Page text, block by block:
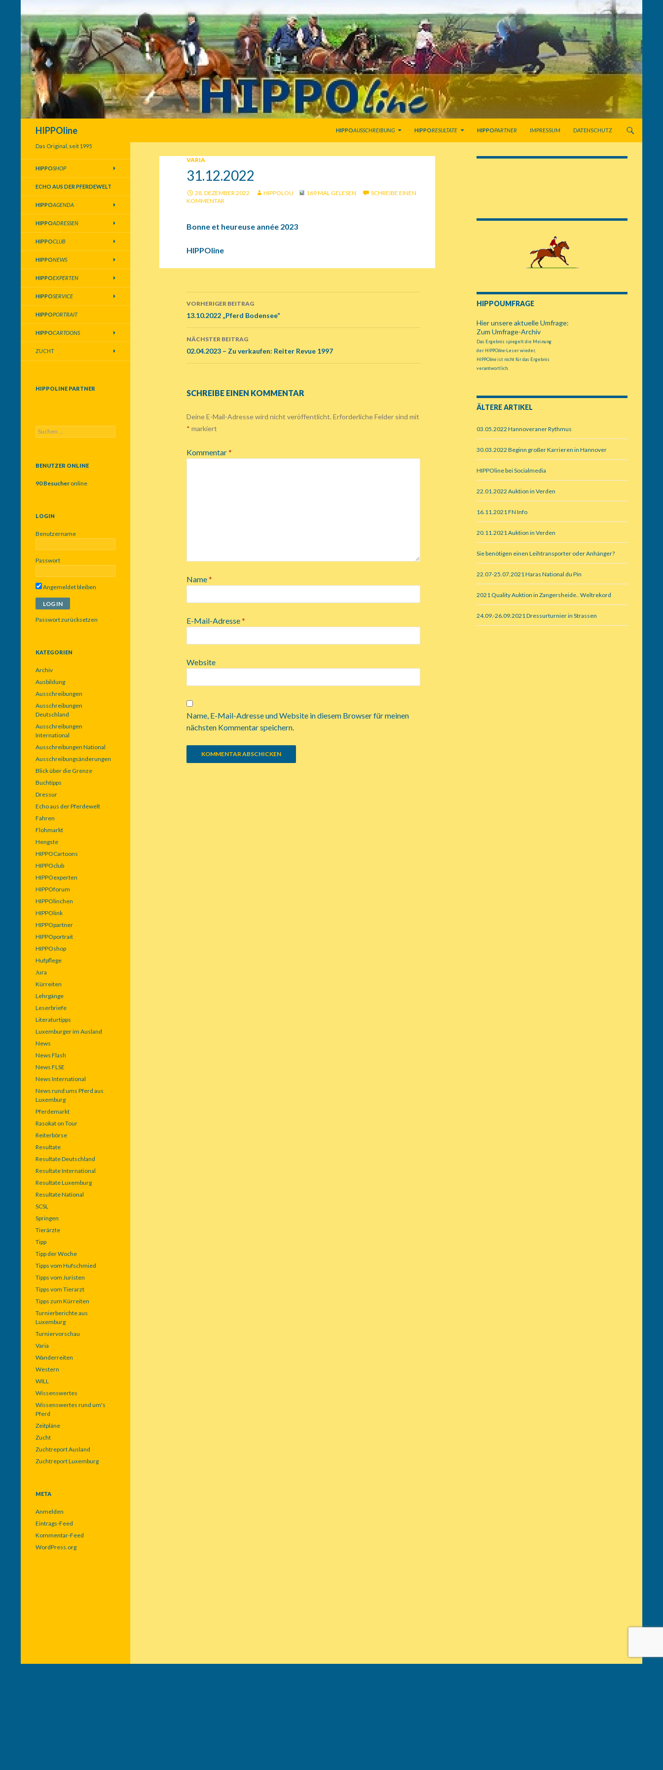
HIPPOline
HIPPOAUSSCHREIBUNG HIPPORESULTATE HIPPOPARTNER IMPRESSUM DATENSCHUTZ
VARIA
31.12.2022
28. DEZEMBER 2022 HIPPOLOU 169 MAL GELESEN
SCHREIBE EINEN
KOMMENTAR
Bonne et heureuse année 2023
HIPPOline
Beitrags-
Navigation
VORHERIGER BEITRAG
13.10.2022 „Pferd Bodensee“
NÄCHSTER BEITRAG
02.04.2023 – Zu verkaufen: Reiter Revue 1997
SCHREIBE EINEN KOMMENTAR
Deine E-Mail-Adresse wird nicht veröffentlicht. Erforderliche Felder sind mit
* markiert
Kommentar*
Name*
E-Mail-Adresse*
Website
Name, E-Mail-Adresse und Website in diesem Browser für meinen
nächsten Kommentar speichern.
HIPPOUMFRAGE
Hier unsere aktuelle Umfrage:
Zum Umfrage-Archiv
Das Ergebnis spiegelt die Meinung
der HIPPOline-Leser wieder,
HIPPOlineist nicht für das Ergebnis
verantwortlich.
ÄLTERE ARTIKEL
03.05.2022 Hannoveraner Rythmus
30.03.2022 Beginn großer Karrieren in Hannover
HIPPOline bei Socialmedia
22.01.2022 Auktion in Verden
16.11.2021 FN Info
20.11.2021 Auktion in Verden
Sie benötigen einen Leihtransporter oder Anhänger?
22.07-25.07.2021 Haras National du Pin
2021 Quality Auktion in Zangersheide.. Weltrekord
24.09.-26.09.2021 Dressurturnier in Strassen
Das Original, seit 1995
HIPPOSHOP
ECHO AUS DER PFERDEWELT
HIPPOAGENDA
HIPPOADRESSEN
HIPPOCLUB
HIPPONEWS
HIPPOEXPERTEN
HIPPOSERVICE
HIPPOPORTRAIT
HIPPOCARTOONS
ZUCHT
HIPPOLINE PARTNER
u
e
n
:
BENUTZER ONLINE
90 Besucher online
LOGIN
Benutzername
Passwort
Angemeldet bleiben
Passwort zurücksetzen
KATEGORIEN
Archiv
Ausbildung
Ausschreibungen
Ausschreibungen
Deutschland
Ausschreibungen
International
Ausschreibungen National
Ausschreibungsänderungen
Blick über die Grenze
Buchtipps
Dressur
Echo aus der Pferdewelt
Fahren
Flohmarkt
Hengste
HIPPOCartoons
HIPPOclub
HIPPOexperten
HIPPOforum
HIPPOlinchen
HIPPOlink
HIPPOpartner
HIPPOportrait
HIPPOshop
Hufpflege
Jura
Kürreiten
Lehrgänge
Leserbriefe
Literaturtipps
Luxemburger im Ausland
News
News Flash
News FLSE
News International
News rund ums Pferd aus
Luxemburg
Pferdemarkt
Rasokat on Tour
Reiterbörse
Resultate
Resultate Deutschland
Resultate International
Resultate Luxemburg
Resultate National
SCSL
Springen
Tierärzte
Tipp
Tipp der Woche
Tipps vom Hufschmied
Tipps vom Juristen
Tipps vom Tierarzt
Tipps zum Kürreiten
Turnierberichte aus
Luxemburg
Turniervorschau
Varia
Wanderreiten
Western
WILL
Wissenswertes
Wissenswertes rund um's
Pferd
Zeitpläne
Zucht
Zuchtreport Ausland
Zuchtreport Luxemburg
META
Anmelden
Eintrags-Feed
Kommentar-Feed
WordPress.org